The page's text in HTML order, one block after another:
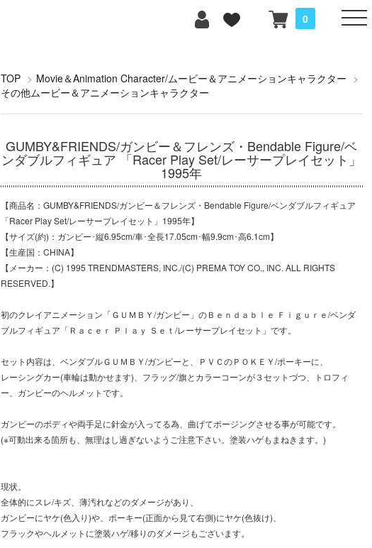
0
TOP > Movie＆Animation Character/ムービー＆アニメーションキャラクター >
その他ムービー＆アニメーションキャラクター
GUMBY&FRIENDS/ガンビー＆フレンズ・Bendable Figure/ベ
ンダブルフィギュア 「Racer Play Set/レーサープレイセット」
1995年
【商品名：GUMBY&FRIENDS/ガンビー＆フレンズ・Bendable Figure/ベンダブルフィギュア
「Racer Play Set/レーサープレイセット」1995年】
【サイズ(約)：ガンビー･縦6.95cm/車･全長17.05cm･幅9.9cm･高6.1cm】
【生産国：CHINA】
【メーカー：(C) 1995 TRENDMASTERS, INC./(C) PREMA TOY CO., INC. ALL RIGHTS
RESERVED.】
初のクレイアニメーション「ＧＵＭＢＹ/ガンビー」のＢｅｎｄａｂｌｅ Ｆｉｇｕｒｅ/ベンダ
ブルフィギュア「Ｒａｃｅｒ Ｐｌａｙ Ｓｅｔ/レーサープレイセット」です。
セット内容は、ベンダブルＧＵＭＢＹ/ガンビーと、ＰＶＣのＰＯＫＥＹ/ポーキーに、
レーシングカー(車輪は動かせます)、フラッグ/旗とカラーコーンが３セットづつ、トロフィ
ー、ガンビーのヘルメットです。
ガンビーのボディや両手足に針金が入ってる為、曲げてポージングさせる事が可能です。
(※可動出来る箇所も、無理はし過ぎないようご注意下さい。塗装ハゲもまねきます。)
現状。
全体的にスレ/キズ、薄汚れなどのダメージがあり、
ガンビーにヤケ(色入り)や、ポーキー(正面から見て右側)にヤケ(色抜け)、
フラックやヘルメットに塗装ハゲ/移りのダメージもございます。